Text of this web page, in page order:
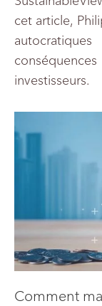
cet article,
investisseurs.
Comment